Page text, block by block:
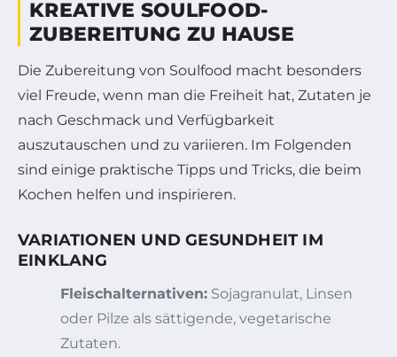
KREATIVE SOULFOOD-
ZUBEREITUNG ZU HAUSE
Die Zubereitung von Soulfood macht besonders
viel Freude, wenn man die Freiheit hat, Zutaten je
nach Geschmack und Verfügbarkeit
auszutauschen und zu variieren. Im Folgenden
sind einige praktische Tipps und Tricks, die beim
Kochen helfen und inspirieren.
VARIATIONEN UND GESUNDHEIT IM
EINKLANG
Fleischalternativen: Sojagranulat, Linsen
oder Pilze als sättigende, vegetarische
Zutaten.